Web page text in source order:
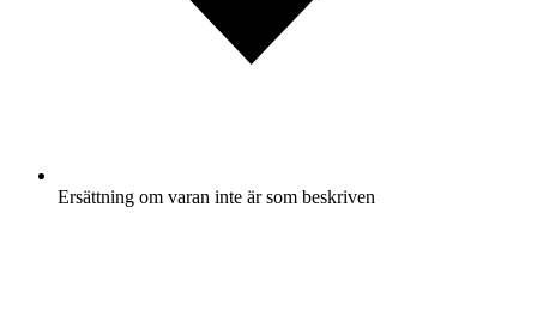
Ersättning om varan inte är som beskriven